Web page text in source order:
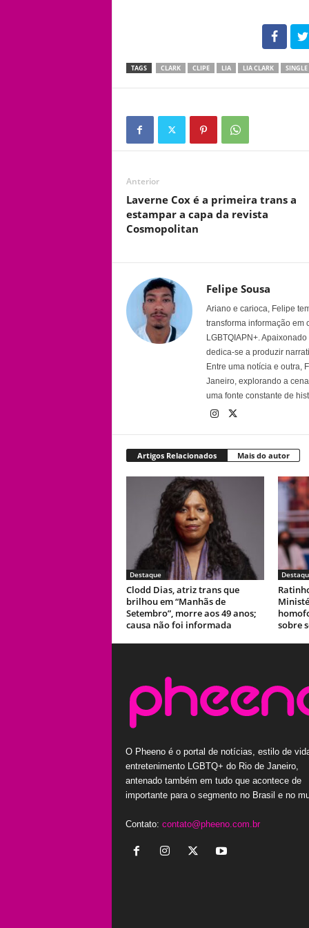
102
TAGS CLARK CLIPE LIA LIA CLARK SINGLE
Anterior
Laverne Cox é a primeira trans a
estampar a capa da revista
Cosmopolitan
Felipe Sousa
Ariano e carioca, Felipe
transforma informação em
LGBTQIAPN+.
dedica-se a produzir
Entre uma notícia e outra,
Janeiro, explorando a
uma fonte constante de
Artigos Relacionados Mais do autor
Destaque
Clodd Dias, atriz trans que
brilhou em “Manhãs de
Setembro”, morre aos 49 anos;
causa não foi informada
sobre
O Pheeno é o portal de notícias, estilo de
entretenimento LGBTQ+ do Rio de Janeiro,
antenado também em tudo que acontece de
importante para o segmento no Brasil e no
Contato: contato@pheeno.com.br